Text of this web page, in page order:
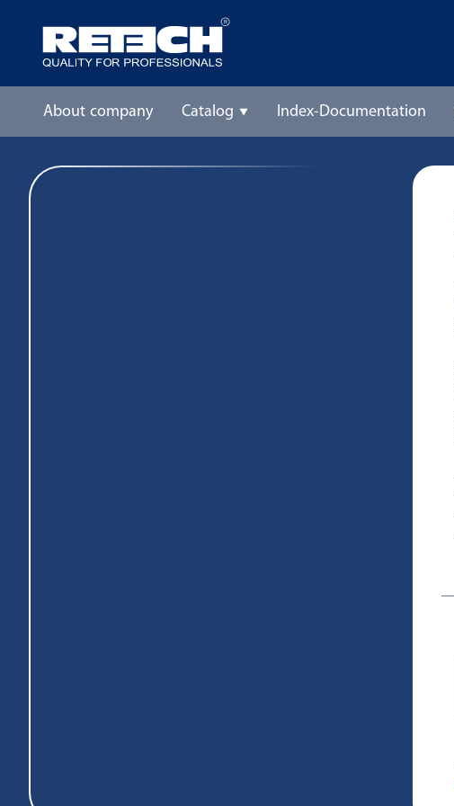
About company Catalog Index-Documentation